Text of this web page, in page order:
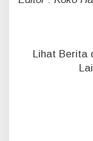
Lihat Berita